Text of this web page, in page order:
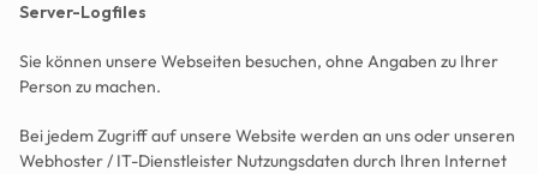
Server-Logfiles
Sie können unsere Webseiten besuchen, ohne Angaben zu Ihrer
Person zu machen.
Bei jedem Zugriff auf unsere Website werden an uns oder unseren
Webhoster / IT-Dienstleister Nutzungsdaten durch Ihren Internet